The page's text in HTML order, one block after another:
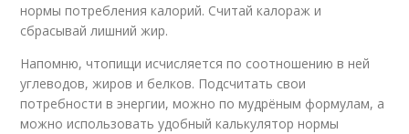
нормы потребления калорий. Считай калораж и
сбрасывай лишний жир.
Напомню, чтопищи исчисляется по соотношению в ней
углеводов, жиров и белков. Подсчитать свои
потребности в энергии, можно по мудрёным формулам, а
можно использовать удобный калькулятор нормы